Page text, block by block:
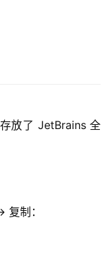
放了 JetBrains 全
制：